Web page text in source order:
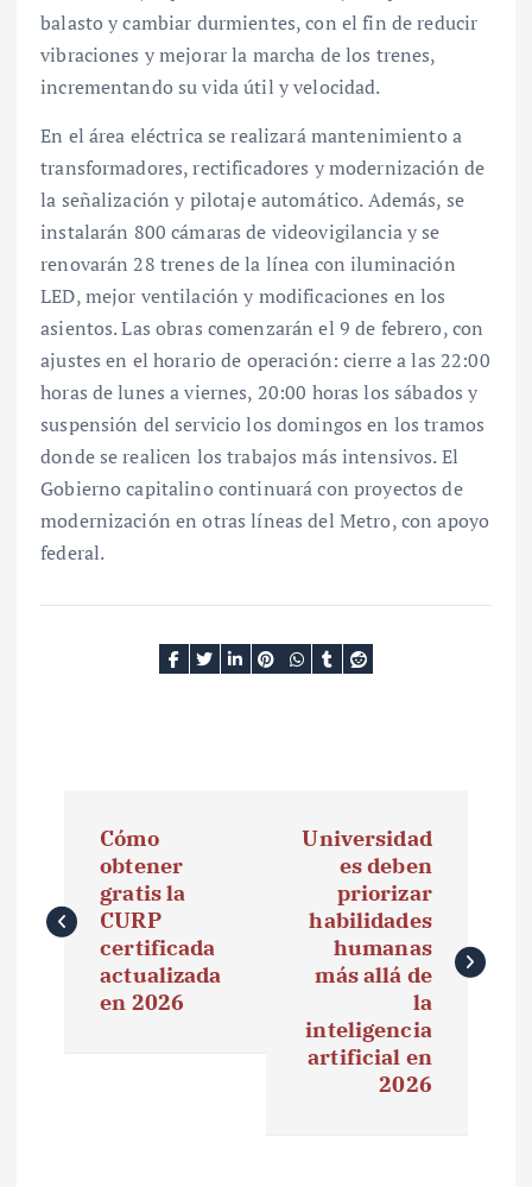
balasto y cambiar durmientes, con el fin de reducir
vibraciones y mejorar la marcha de los trenes,
incrementando su vida útil y velocidad.
En el área eléctrica se realizará mantenimiento a
transformadores, rectificadores y modernización de
la señalización y pilotaje automático. Además, se
instalarán 800 cámaras de videovigilancia y se
renovarán 28 trenes de la línea con iluminación
LED, mejor ventilación y modificaciones en los
asientos. Las obras comenzarán el 9 de febrero, con
ajustes en el horario de operación: cierre a las 22:00
horas de lunes a viernes, 20:00 horas los sábados y
suspensión del servicio los domingos en los tramos
donde se realicen los trabajos más intensivos. El
Gobierno capitalino continuará con proyectos de
modernización en otras líneas del Metro, con apoyo
federal.
v
Cómo
obtener
gratis la
CURP
certificada
actualizada
en 2026
Universidad
es deben
priorizar
habilidades
humanas
más allá de
la
inteligencia
artificial en
2026